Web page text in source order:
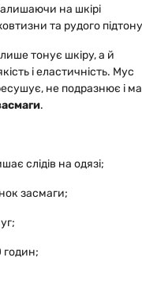
на шкірі
та рудого
тонує шкіру, а й
і еластичність. Мус
не подразнює і
.
слідів на одязі;
засмаги;
годин;